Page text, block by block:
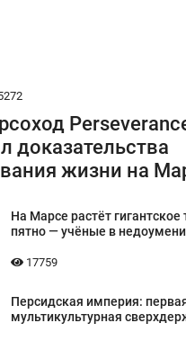
доказательства
жизни на
На Марсе растёт гигантское
пятно — учёные в
17759
Персидская империя:
мультикультурная